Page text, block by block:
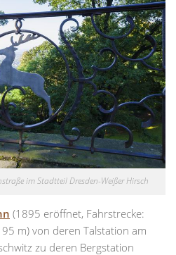
im Stadtteil Dresden-Weißer Hirsch
(1895 eröffnet, Fahrstrecke:
m) von deren Talstation am
zu deren Bergstation